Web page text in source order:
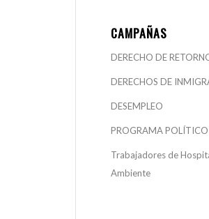
CAMPAÑAS
DERECHO DE
DERECHOS DE
DESEMPLEO
PROGRAMA POLÍTICO
Trabajadores de
Ambiente